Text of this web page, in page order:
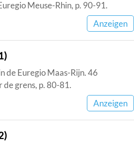
Meuse-Rhin, p. 90-91.
Anzeigen
de Euregio Maas-Rijn. 46
grens, p. 80-81.
Anzeigen